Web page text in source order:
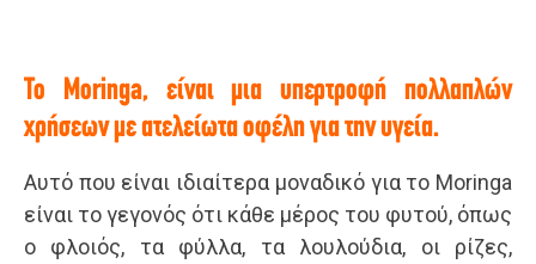
Το Moringa, είναι μια υπερτροφή πολλαπλών
χρήσεων με ατελείωτα οφέλη για την υγεία.
Αυτό που είναι ιδιαίτερα μοναδικό για το Moringa
είναι το γεγονός ότι κάθε μέρος του φυτού, όπως
ο φλοιός, τα φύλλα, τα λουλούδια, οι ρίζες,